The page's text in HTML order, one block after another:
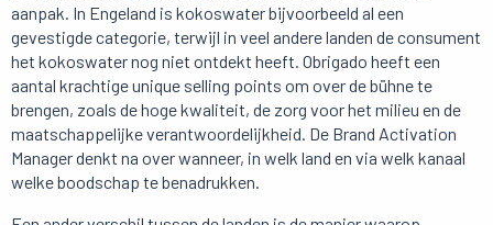
aanpak. In Engeland is kokoswater bijvoorbeeld al een
gevestigde categorie, terwijl in veel andere landen de consument
het kokoswater nog niet ontdekt heeft. Obrigado heeft een
aantal krachtige unique selling points om over de bühne te
brengen, zoals de hoge kwaliteit, de zorg voor het milieu en de
maatschappelijke verantwoordelijkheid. De Brand Activation
Manager denkt na over wanneer, in welk land en via welk kanaal
welke boodschap te benadrukken.